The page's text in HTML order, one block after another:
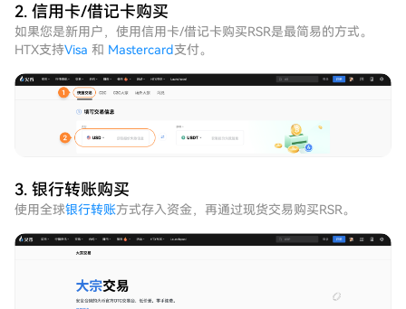
2. 信用卡/借记卡购买
如果您是新用户，使用信用卡/借记卡购买RSR是最简易的方式。
HTX支持Visa 和 Mastercard支付。
3. 银行转账购买
使用全球银行转账方式存入资金，再通过现货交易购买RSR。